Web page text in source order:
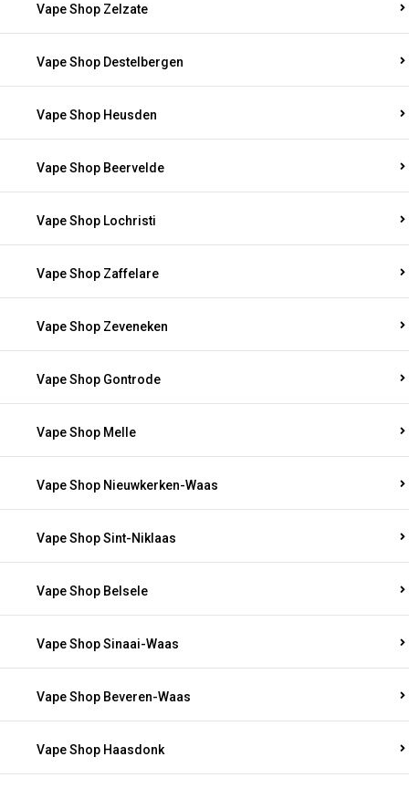
Vape Shop Zelzate
Vape Shop Destelbergen
Vape Shop Heusden
Vape Shop Beervelde
Vape Shop Lochristi
Vape Shop Zaffelare
Vape Shop Zeveneken
Vape Shop Gontrode
Vape Shop Melle
Vape Shop Nieuwkerken-Waas
Vape Shop Sint-Niklaas
Vape Shop Belsele
Vape Shop Sinaai-Waas
Vape Shop Beveren-Waas
Vape Shop Haasdonk